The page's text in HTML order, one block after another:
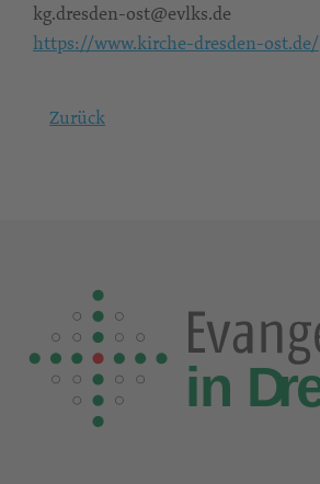
kg.dresden-ost@evlks.de
https://www.kirche-dresden-ost.de/
Zurück